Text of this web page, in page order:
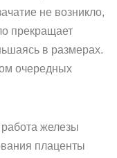
не возникло,
прекращает
в размерах.
очередных
железы
плаценты